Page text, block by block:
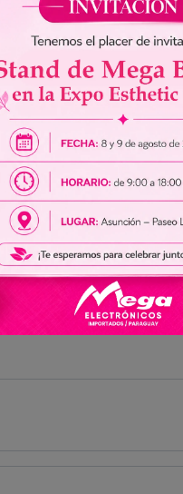
630
Full HD 1920 x 1080
50" a 140"
Ver todas las